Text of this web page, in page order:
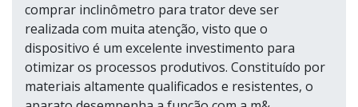
comprar inclinômetro para trator deve ser
realizada com muita atenção, visto que o
dispositivo é um excelente investimento para
otimizar os processos produtivos. Constituído por
materiais altamente qualificados e resistentes, o